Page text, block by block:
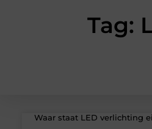
Tag:
Waar staat LED verlichting